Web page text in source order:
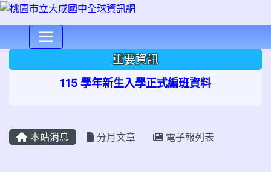
重要資訊
115 學年新生入學正式編班資料
本站消息 分月文章 電子報列表